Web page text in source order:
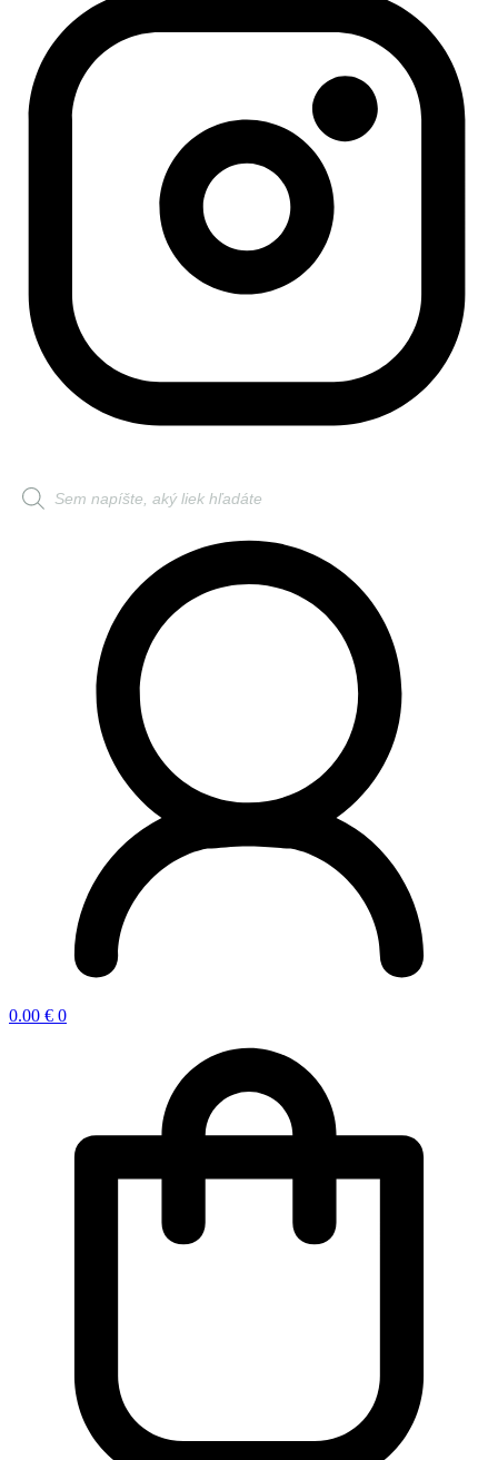
Products
search
0.00 € 0